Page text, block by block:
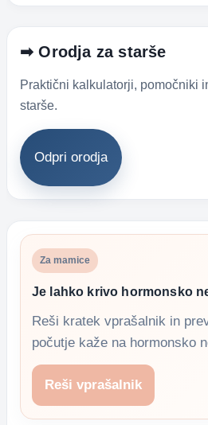
➡ Orodja za starše
Praktični kalkulatorji, pomočniki
starše.
Odpri orodja
Za mamice
Je lahko krivo hormonsko
Reši kratek vprašalnik in
počutje kaže na hormonsko
Reši vprašalnik